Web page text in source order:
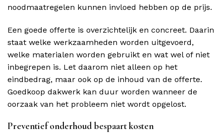
noodmaatregelen kunnen invloed hebben op de prijs.
Een goede offerte is overzichtelijk en concreet. Daarin
staat welke werkzaamheden worden uitgevoerd,
welke materialen worden gebruikt en wat wel of niet
inbegrepen is. Let daarom niet alleen op het
eindbedrag, maar ook op de inhoud van de offerte.
Goedkoop dakwerk kan duur worden wanneer de
oorzaak van het probleem niet wordt opgelost.
Preventief onderhoud bespaart kosten